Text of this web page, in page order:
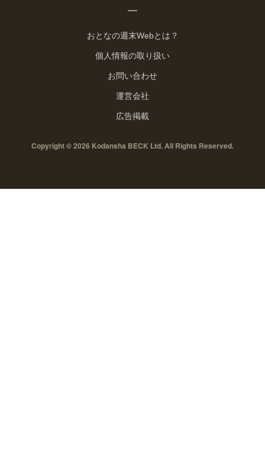
おとなの週末Webとは？
個人情報の取り扱い
お問い合わせ
運営会社
広告掲載
Copyright © 2026 Kodansha BECK Ltd. All Rights Reserved.